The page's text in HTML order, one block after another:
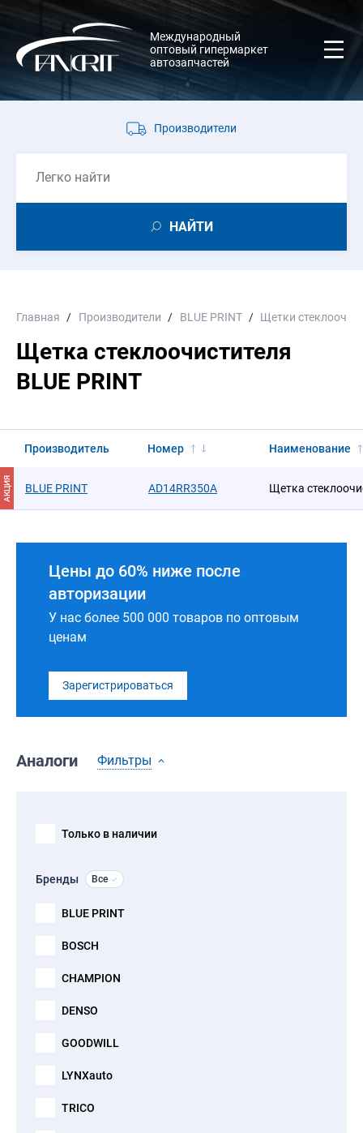
Международный
оптовый гипермаркет
автозапчастей
Производители
НАЙТИ
Главная Производители BLUE PRINT Щетки
Щетка стеклоочистителя
BLUE PRINT
Производитель Номер Наименование
АКЦИЯ BLUE PRINT AD14RR350A Щетка
Цены до 60% ниже после
авторизации
У нас более 500 000 товаров по оптовым
ценам
Зарегистрироваться
Аналоги Фильтры
Только в наличии
Бренды Все
BLUE PRINT
BOSCH
CHAMPION
DENSO
GOODWILL
LYNXauto
TRICO